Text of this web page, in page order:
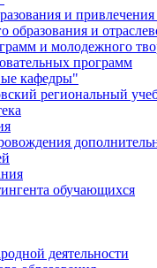
и привлечения
образования и
и молодежного
программ
кафедры"
региональный
обучающихся
деятельности